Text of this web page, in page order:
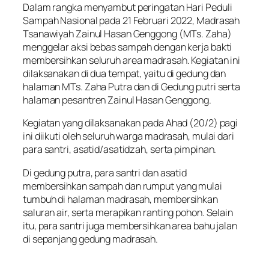
Dalam rangka menyambut peringatan Hari Peduli
Sampah Nasional pada 21 Februari 2022, Madrasah
Tsanawiyah Zainul Hasan Genggong (MTs. Zaha)
menggelar aksi bebas sampah dengan kerja bakti
membersihkan seluruh area madrasah. Kegiatan ini
dilaksanakan di dua tempat, yaitu di gedung dan
halaman MTs. Zaha Putra dan di Gedung putri serta
halaman pesantren Zainul Hasan Genggong.
Kegiatan yang dilaksanakan pada Ahad (20/2) pagi
ini diikuti oleh seluruh warga madrasah, mulai dari
para santri, asatid/asatidzah, serta pimpinan.
Di gedung putra, para santri dan asatid
membersihkan sampah dan rumput yang mulai
tumbuh di halaman madrasah, membersihkan
saluran air, serta merapikan ranting pohon. Selain
itu, para santri juga membersihkan area bahu jalan
di sepanjang gedung madrasah.